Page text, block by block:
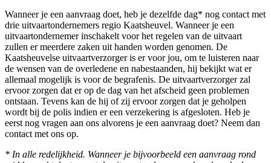
Wanneer je een aanvraag doet, heb je dezelfde dag* nog contact met
drie uitvaartondernemers regio Kaatsheuvel. Wanneer je een
uitvaartondernemer inschakelt voor het regelen van de uitvaart
zullen er meerdere zaken uit handen worden genomen. De
Kaatsheuvelse uitvaartverzorger is er voor jou, om te luisteren naar
de wensen van de overledene en nabestaanden, hij bekijkt wat er
allemaal mogelijk is voor de begrafenis. De uitvaartverzorger zal
ervoor zorgen dat er op de dag van het afscheid geen problemen
ontstaan. Tevens kan de hij of zij ervoor zorgen dat je geholpen
wordt bij de polis indien er een verzekering is afgesloten. Heb je
eerst nog vragen aan ons alvorens je een aanvraag doet? Neem dan
contact met ons op.
* In alle redelijkheid. Wanneer je bijvoorbeeld een aanvraag rond